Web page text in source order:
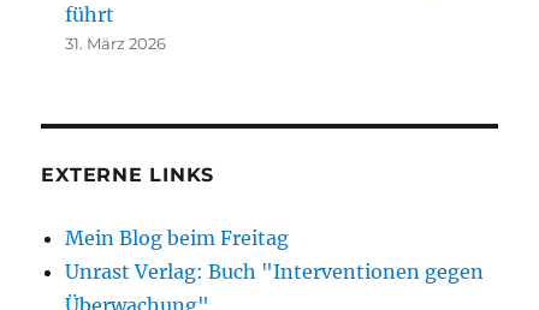
führt
31. März 2026
EXTERNE LINKS
Mein Blog beim Freitag
Unrast Verlag: Buch "Interventionen gegen
Überwachung"